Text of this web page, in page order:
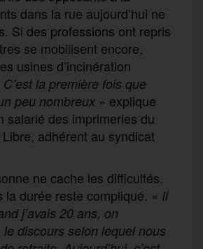
dans la rue aujourd’hui ne
Si des professions ont repris
se mobilisent encore,
usines d’incinération
C’est la première fois que
peu nombreux » explique
salarié des imprimeries du
adhérent au syndicat
ne cache les difficultés.
la durée reste compliqué. « Il
j’avais 20 ans, on
discours selon lequel nous